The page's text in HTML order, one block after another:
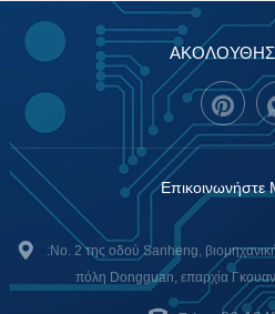
Επικοινωνήστε
:Νο. 2 της οδού Sanheng,
πόλη Dongguan, επαρχία